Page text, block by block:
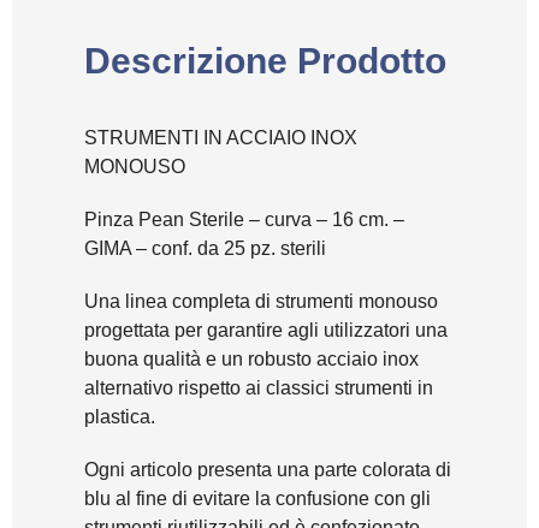
Descrizione Prodotto
STRUMENTI IN ACCIAIO INOX
MONOUSO
Pinza Pean Sterile – curva – 16 cm. –
GIMA – conf. da 25 pz. sterili
Una linea completa di strumenti monouso
progettata per garantire agli utilizzatori una
buona qualità e un robusto acciaio inox
alternativo rispetto ai classici strumenti in
plastica.
Ogni articolo presenta una parte colorata di
blu al fine di evitare la confusione con gli